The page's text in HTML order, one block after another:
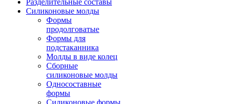
Разделительные составы
Силиконовые молды
Формы
продолговатые
Формы для
подстаканника
Молды в виде колец
Сборные
силиконовые молды
Односоставные
формы
Силиконовые формы